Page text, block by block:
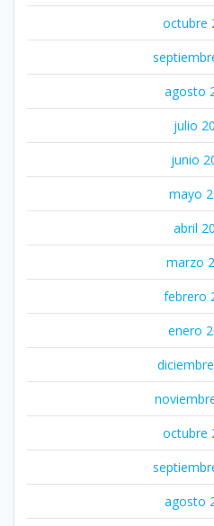
octubre
agosto
julio
junio
mayo
abril
marzo
febrero
enero
octubre
agosto